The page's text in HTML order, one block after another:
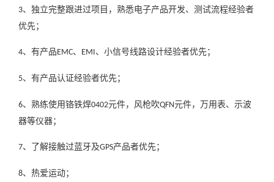
3、独立完整跟进过项目，熟悉电子产品开发、测试流程经验者
优先；
4、有产品EMC、 EMI、小信号线路设计经验者优先；
5、有产品认证经验者优先；
6、熟练使用铬铁焊0402元件，风枪吹QFN元件，万用表、示波
器等仪器；
7、了解接触过蓝牙及GPS产品者优先；
8、热爱运动；